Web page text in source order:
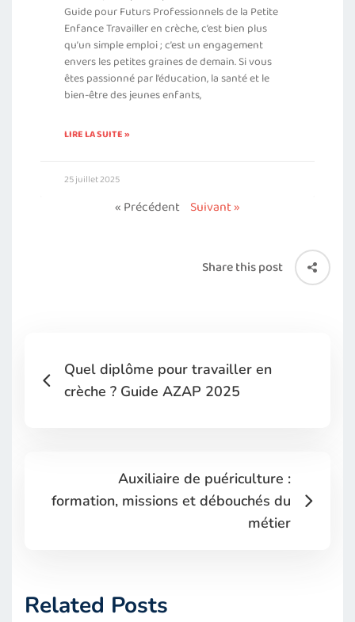
Guide pour Futurs Professionnels de la Petite
Enfance Travailler en crèche, c’est bien plus
qu’un simple emploi ; c’est un engagement
envers les petites graines de demain. Si vous
êtes passionné par l’éducation, la santé et le
bien-être des jeunes enfants,
LIRE LA SUITE »
25 juillet 2025
« Précédent Suivant »
Share this post
Quel diplôme pour travailler en
crèche ? Guide AZAP 2025
Auxiliaire de puériculture :
formation, missions et débouchés du
métier
Related Posts